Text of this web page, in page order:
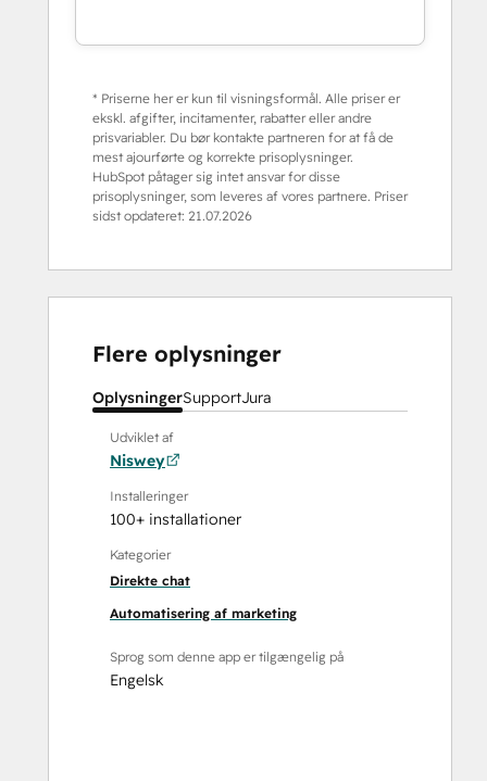
* Priserne her er kun til visningsformål. Alle priser er
ekskl. afgifter, incitamenter, rabatter eller andre
prisvariabler. Du bør kontakte partneren for at få de
mest ajourførte og korrekte prisoplysninger.
HubSpot påtager sig intet ansvar for disse
prisoplysninger, som leveres af vores partnere. Priser
sidst opdateret: 21.07.2026
Flere oplysninger
OplysningerSupportJura
Udviklet af
Niswey
Installeringer
100+ installationer
Kategorier
Direkte chat
Automatisering af marketing
Sprog som denne app er tilgængelig på
Engelsk